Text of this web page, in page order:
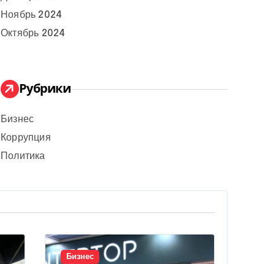
Ноябрь 2024
Октябрь 2024
Рубрики
Бизнес
Коррупция
Политика
Бизнес